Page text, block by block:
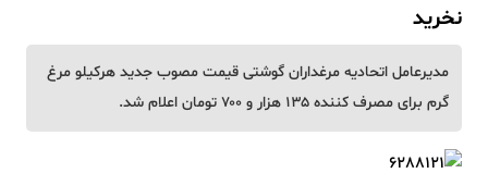
نخرید
مدیرعامل اتحادیه مرغداران گوشتی قیمت مصوب جدید هرکیلو مرغ
گرم برای مصرف کننده ۱۳۵ هزار و ۷۰۰ تومان اعلام شد.